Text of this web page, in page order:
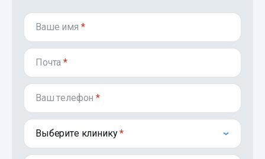
Ваше имя *
Почта*
Ваш телефон*
Выберите клинику